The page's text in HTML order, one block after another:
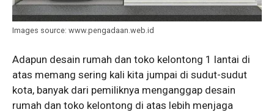
Images source: www.pengadaan.web.id
Adapun desain rumah dan toko kelontong 1 lantai di
atas memang sering kali kita jumpai di sudut-sudut
kota, banyak dari pemiliknya menganggap desain
rumah dan toko kelontong di atas lebih menjaga